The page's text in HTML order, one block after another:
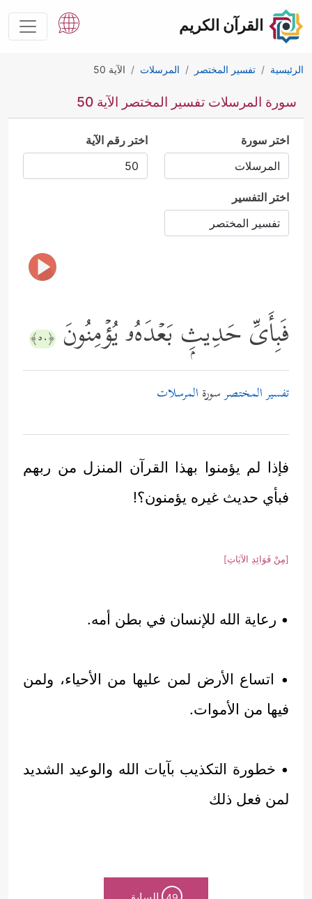
القرآن الكريم
الرئيسية تفسير المختصر المرسلات الآية 50
سورة المرسلات تفسير المختصر الآية 50
اختر سورة اختر رقم الآية
اختر التفسير
فَبِأَیِّ حَدِیثِۭ بَعۡدَهُۥ یُؤۡمِنُونَ ﴿٥٠﴾
تفسير المختصرسورة المرسلات
فإذا لم يؤمنوا بهذا القرآن المنزل من ربهم
فبأي حديث غيره يؤمنون؟!
[مِنْ فَوَائِدِ الآيَاتِ]
• رعاية الله للإنسان في بطن أمه.
• اتساع الأرض لمن عليها من الأحياء، ولمن
فيها من الأموات.
• خطورة التكذيب بآيات الله والوعيد الشديد
لمن فعل ذلك